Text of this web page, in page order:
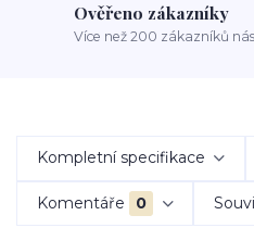
Ověřeno zákazníky
Více než 200 zákazníků
Kompletní specifikace
Komentáře 0